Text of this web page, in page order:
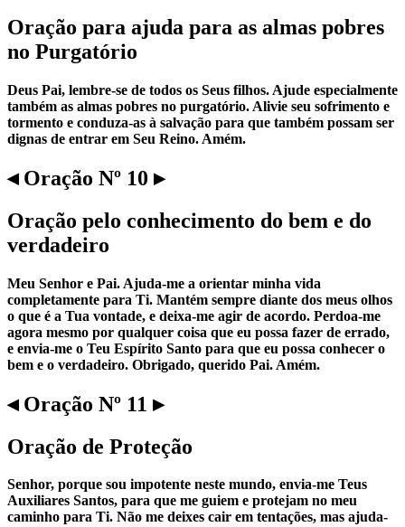
Oração para ajuda para as almas pobres
no Purgatório
Deus Pai, lembre-se de todos os Seus filhos. Ajude especialmente
também as almas pobres no purgatório. Alivie seu sofrimento e
tormento e conduza-as à salvação para que também possam ser
dignas de entrar em Seu Reino. Amém.
◂ Oração Nº 10 ▸
Oração pelo conhecimento do bem e do
verdadeiro
Meu Senhor e Pai. Ajuda-me a orientar minha vida
completamente para Ti. Mantém sempre diante dos meus olhos
o que é a Tua vontade, e deixa-me agir de acordo. Perdoa-me
agora mesmo por qualquer coisa que eu possa fazer de errado,
e envia-me o Teu Espírito Santo para que eu possa conhecer o
bem e o verdadeiro. Obrigado, querido Pai. Amém.
◂ Oração Nº 11 ▸
Oração de Proteção
Senhor, porque sou impotente neste mundo, envia-me Teus
Auxiliares Santos, para que me guiem e protejam no meu
caminho para Ti. Não me deixes cair em tentações, mas ajuda-